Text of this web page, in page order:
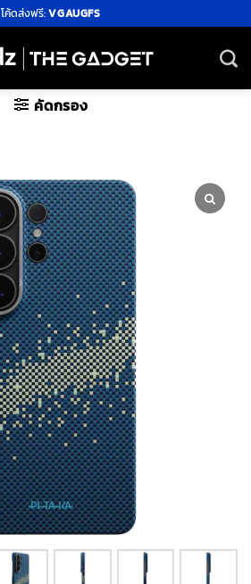
โค้ดส่งฟรี:VGAUGFS
คัดกรอง